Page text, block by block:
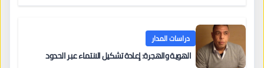
دراسات المدار
الهوية والهجرة: إعادة تشكيل الانتماء عبر الحدود